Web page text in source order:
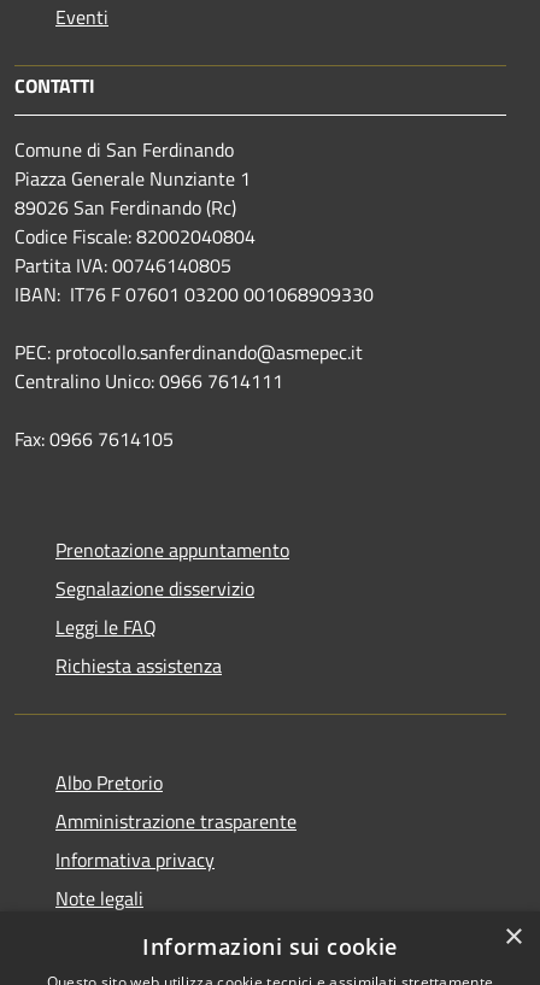
Eventi
CONTATTI
Comune di San Ferdinando
Piazza Generale Nunziante 1
89026 San Ferdinando (Rc)
Codice Fiscale: 82002040804
Partita IVA: 00746140805
IBAN: IT76 F 07601 03200 001068909330
PEC: protocollo.sanferdinando@asmepec.it
Centralino Unico: 0966 7614111
Fax: 0966 7614105
Prenotazione appuntamento
Segnalazione disservizio
Leggi le FAQ
Richiesta assistenza
Albo Pretorio
Amministrazione trasparente
Informativa privacy
Note legali
Dichiarazione di accessibilità
×
Informazioni sui cookie